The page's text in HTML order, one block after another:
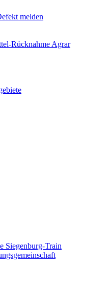
melden
Rücknahme Agrar
Siegenburg-Train